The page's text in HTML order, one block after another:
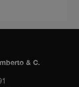
& C.